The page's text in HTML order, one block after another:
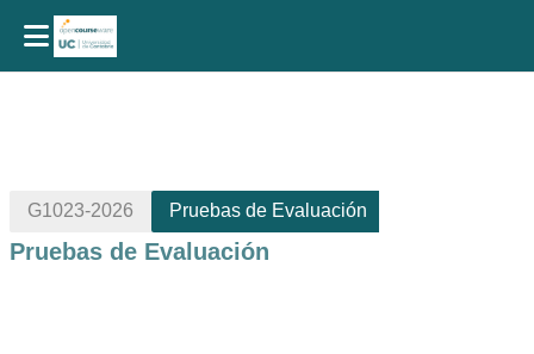
G1023-2026 Pruebas de Evaluación
Pruebas de Evaluación